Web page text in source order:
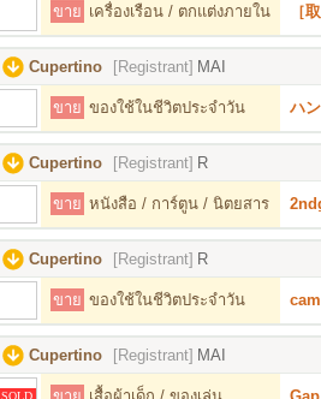
ขาย เครื่องเรือน / ตกแต่งภายใน ［
Cupertino [Registrant] MAI
ขาย ของใช้ในชีวิตประจำวัน ハ
Cupertino [Registrant] R
ขาย หนังสือ / การ์ตูน / นิตยสาร
Cupertino [Registrant] R
ขาย ของใช้ในชีวิตประจำวัน
Cupertino [Registrant] MAI
SOLD